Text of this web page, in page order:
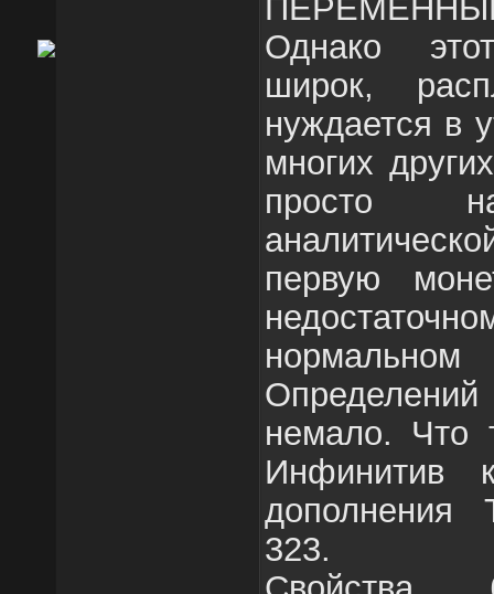
Однако
широк,
нуждается в
многих
просто
первую
немало. Что
Инфинитив
дополнения
323.